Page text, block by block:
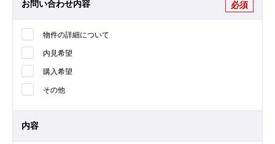
お問い合わせ内容 必須
物件の詳細について
内見希望
購入希望
その他
内容